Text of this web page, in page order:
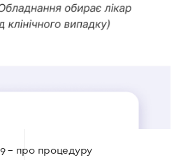
– про процедуру